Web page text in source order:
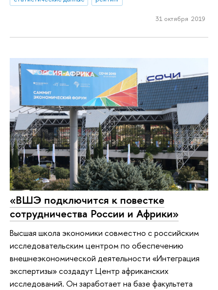
31 октября 2019
«ВШЭ подключится к повестке
сотрудничества России и Африки»
Высшая школа экономики совместно с российским
исследовательским центром по обеспечению
внешнеэкономической деятельности «Интеграция
экспертизы» создадут Центр африканских
исследований. Он заработает на базе факультета